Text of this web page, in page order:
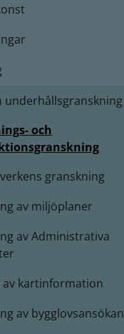
underhållsgranskning
och
granskning
av miljöplaner
av Administrativa
av kartinformation
av bygglovsansökan